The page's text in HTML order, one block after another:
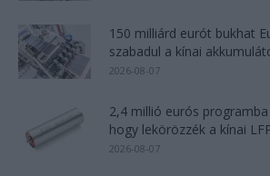
150 milliárd eurót bukhat
szabadul a kínai
2026-08-07
2,4 millió eurós
hogy lekörözzék a kínai
2026-08-07